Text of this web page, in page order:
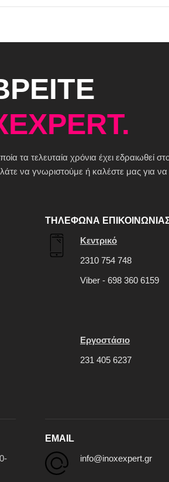
τα τελευταία χρόνια έχει εδραιωθεί
να γνωριστούμε ή καλέστε μας για να
ΤΗΛΕΦΩΝΑ
Κεντρικό
2310 754 748
Viber - 698 360 6159
Εργοστάσιο
231 405 6237
EMAIL
info@inoxexpert.gr